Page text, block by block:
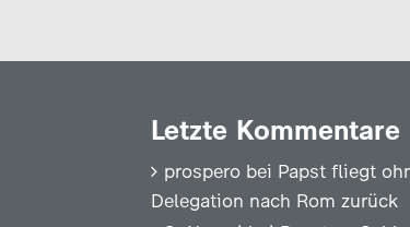
Letzte Kommentare
prospero bei Papst fliegt
Delegation nach Rom zurück